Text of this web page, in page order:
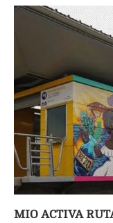
MIO ACTIVA